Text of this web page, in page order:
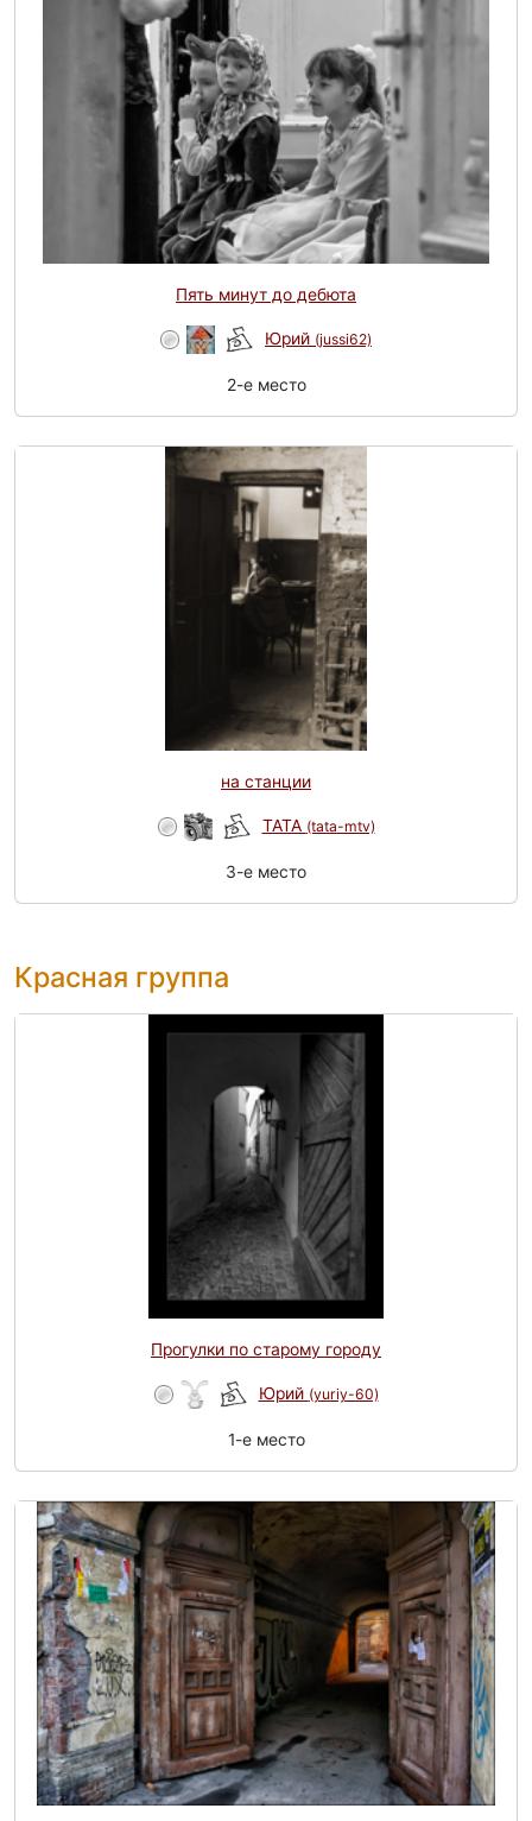
Пять минут до дебюта
Юрий (jussi62)
2-e место
на станции
TATA (tata-mtv)
3-e место
Красная группа
Прогулки по старому городу
Юрий (yuriy-60)
1-e место